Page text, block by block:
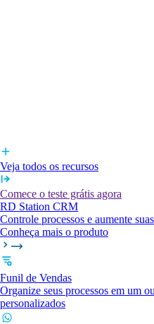
Veja todos os recursos
Comece o teste grátis agora
RD Station CRM
Controle processos e aumente
Conheça mais o produto
Funil de Vendas
Organize seus processos em um
personalizados